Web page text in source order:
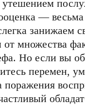
—
занижаем
множества
Но если вы
перемен,
поражения